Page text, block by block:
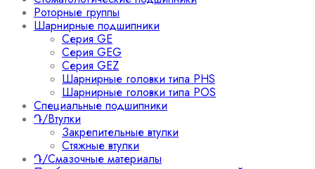
Роторные группы
Шарнирные подшипники
Серия GE
Серия GEG
Серия GEZ
Шарнирные головки типа PHS
Шарнирные головки типа POS
Специальные подшипники
Դ/Втулки
Закрепительные втулки
Стяжные втулки
Դ/Смазочные материалы